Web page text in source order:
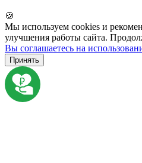
🍪
Мы используем cookies и
улучшения работы сайта.
Вы соглашаетесь на
Принять